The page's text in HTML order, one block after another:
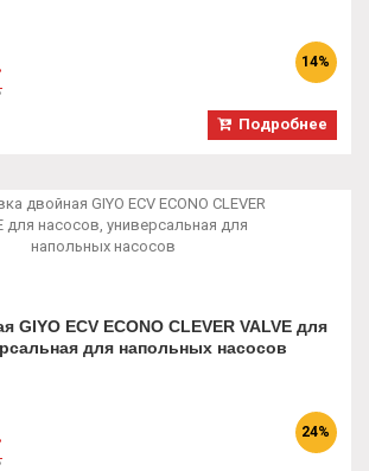
14%
Подробнее
GIYO ECV ECONO CLEVER VALVE для
для напольных насосов
24%